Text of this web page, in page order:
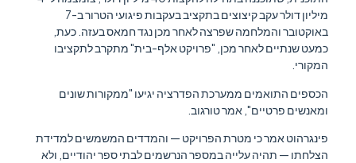
מיליון דולר עקב קיצוצים בתקציב בעקבות פיגועי הטרור ב-7
באוקטובר והמלחמה שפרצה לאחר מכן נגד חמאס בעזה. כעת,
כמעט שנתיים לאחר מכן, "פרויקט אלף-בית" מתקרב לתקציבו
המקורי.
הכספים התואמים ממערכת הפדרציה יגיעו "ממקורות שונים
ומאנשים פרטיים", אמר טורגוב.
פינגרהוט אמר כי מטרת הפרויקט — והמדדים המשמשים למדידת
הצלחתו — תהיה עלייה במספר הנרשמים לבתי ספר יהודיים, ולא